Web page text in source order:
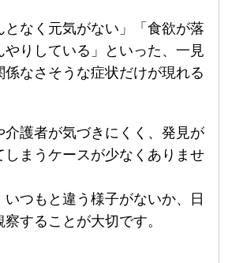
となく元気がない」「食欲が落
やりしている」といった、一見
なさそうな症状だけが現れる
介護者が気づきにくく、発見が
しまうケースが少なくありませ
つもと違う様子がないか、日
することが大切です。